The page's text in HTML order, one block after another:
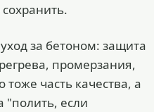
за бетоном: защита
промерзания,
тоже часть качества, а
"полить, если